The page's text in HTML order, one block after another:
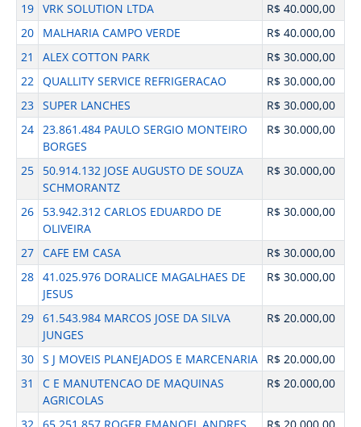
19 VRK SOLUTION LTDA
R$ 40.000,00
20
MALHARIA CAMPO VERDE
R$ 40.000,00
21
ALEX COTTON PARK
R$ 30.000,00
22 QUALLITY SERVICE REFRIGERACAO
R$ 30.000,00
23 SUPER LANCHES
R$ 30.000,00
24 23.861.484 PAULO SERGIO MONTEIRO
BORGES
R$ 30.000,00
25
50.914.132 JOSE AUGUSTO DE SOUZA
SCHMORANTZ
R$ 30.000,00
26
53.942.312 CARLOS EDUARDO DE
OLIVEIRA
R$ 30.000,00
27 CAFE EM CASA
R$ 30.000,00
28 41.025.976 DORALICE MAGALHAES DE
JESUS
R$ 30.000,00
29 61.543.984 MARCOS JOSE DA SILVA
JUNGES
R$ 20.000,00
30 S J MOVEIS PLANEJADOS E MARCENARIA
R$ 20.000,00
31
C E MANUTENCAO DE MAQUINAS
AGRICOLAS
R$ 20.000,00